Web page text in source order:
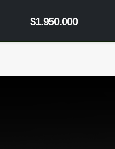
$1.950.000